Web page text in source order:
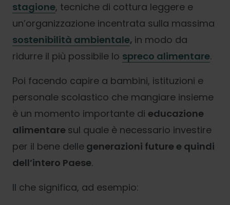
stagione, tecniche di cottura leggere e
un’organizzazione incentrata sulla massima
sostenibilità ambientale, in modo da
ridurre il più possibile lo spreco alimentare.
Poi facendo capire a bambini, istituzioni e
personale scolastico che mangiare insieme
è un momento importante di educazione
alimentare sul quale è necessario investire
per il bene delle generazioni future e quindi
dell’intero Paese.
Il che significa, ad esempio: